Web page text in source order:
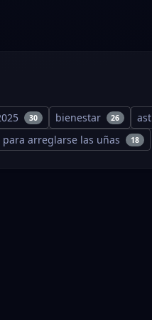
30 bienestar 26
arreglarse las uñas 18